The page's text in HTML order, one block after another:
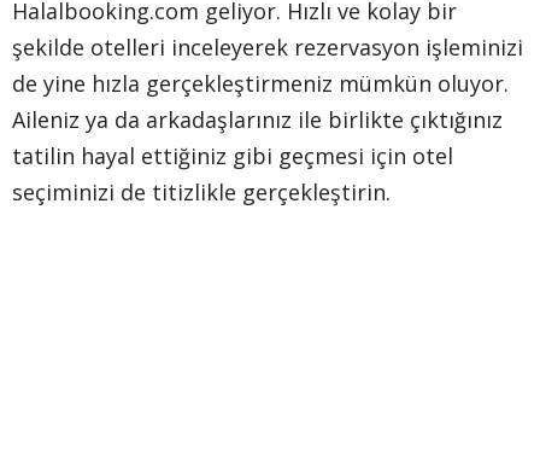
Halalbooking.com geliyor. Hızlı ve kolay bir
şekilde otelleri inceleyerek rezervasyon işleminizi
de yine hızla gerçekleştirmeniz mümkün oluyor.
Aileniz ya da arkadaşlarınız ile birlikte çıktığınız
tatilin hayal ettiğiniz gibi geçmesi için otel
seçiminizi de titizlikle gerçekleştirin.